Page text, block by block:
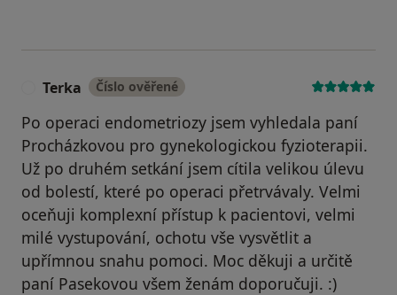
Terka Číslo ověřené
Po operaci endometriozy jsem vyhledala paní
Procházkovou pro gynekologickou fyzioterapii.
Už po druhém setkání jsem cítila velikou úlevu
od bolestí, které po operaci přetrvávaly. Velmi
oceňuji komplexní přístup k pacientovi, velmi
milé vystupování, ochotu vše vysvětlit a
upřímnou snahu pomoci. Moc děkuji a určitě
paní Pasekovou všem ženám doporučuji. :)